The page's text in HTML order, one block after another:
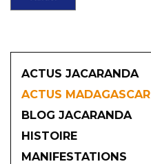
ACTUS JACARANDA
ACTUS MADAGASCAR
BLOG JACARANDA
HISTOIRE
MANIFESTATIONS